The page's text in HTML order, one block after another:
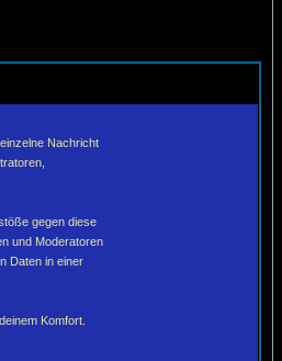
Nachricht
gegen diese
und Moderatoren
Daten in einer
Komfort.